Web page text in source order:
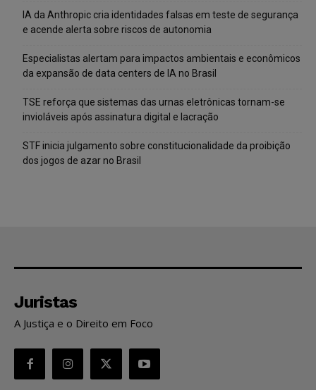
IA da Anthropic cria identidades falsas em teste de segurança
e acende alerta sobre riscos de autonomia
Especialistas alertam para impactos ambientais e econômicos
da expansão de data centers de IA no Brasil
TSE reforça que sistemas das urnas eletrônicas tornam-se
invioláveis após assinatura digital e lacração
STF inicia julgamento sobre constitucionalidade da proibição
dos jogos de azar no Brasil
Juristas
A Justiça e o Direito em Foco